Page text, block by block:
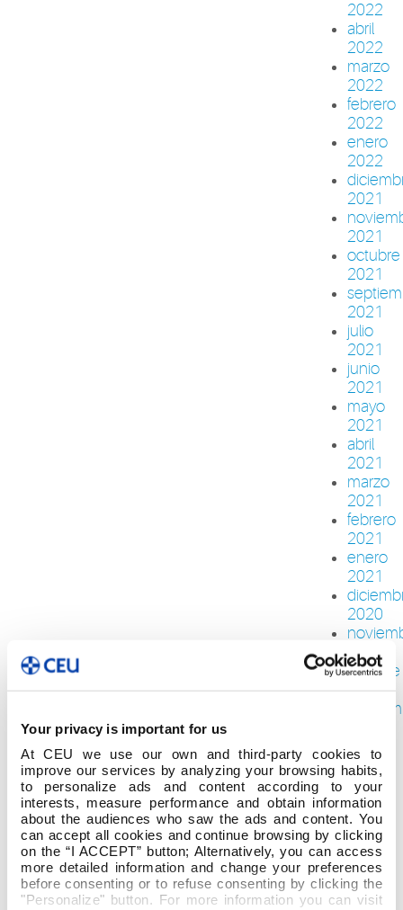
Your privacy is important for us
At CEU we use our own and third-party cookies to
improve our services by analyzing your browsing habits,
to personalize ads and content according to your
interests, measure performance and obtain information
about the audiences who saw the ads and content. You
can accept all cookies and continue browsing by clicking
on the “I ACCEPT” button; Alternatively, you can access
more detailed information and change your preferences
before consenting or to refuse consenting by clicking the
"Personalize" button. For more information you can visit
2022
abril
2022
marzo
2022
febrero
2022
enero
2022
2021
2021
octubre
2021
2021
julio
2021
junio
2021
mayo
2021
abril
2021
marzo
2021
febrero
2021
enero
2021
2020
2020
octubre
2020
agosto
2020
julio
2020
junio
2020
mayo
2020
abril